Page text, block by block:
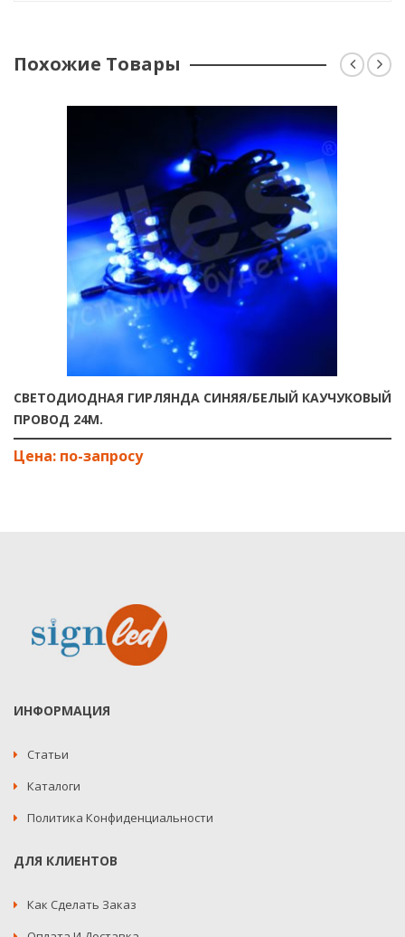
Похожие Товары
СВЕТОДИОДНАЯ ГИРЛЯНДА СИНЯЯ/БЕЛЫЙ КАУЧУКОВЫЙ
ПРОВОД 24М.
ИНФОРМАЦИЯ
Статьи
Каталоги
Политика Конфиденциальности
ДЛЯ КЛИЕНТОВ
Как Сделать Заказ